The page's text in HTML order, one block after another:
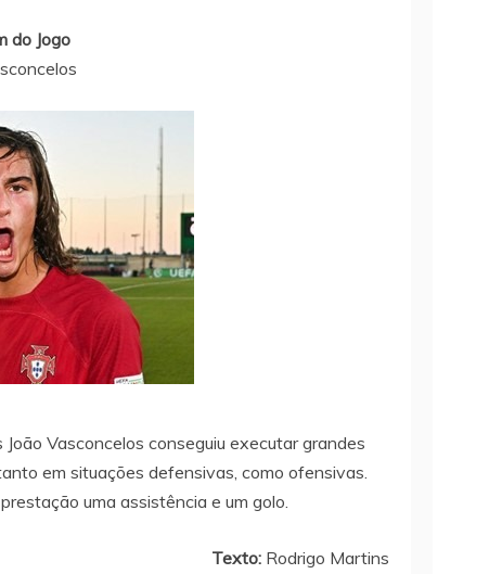
do Jogo
Vasconcelos conseguiu executar grandes
em situações defensivas, como ofensivas.
uma assistência e um golo.
Texto: Rodrigo Martins